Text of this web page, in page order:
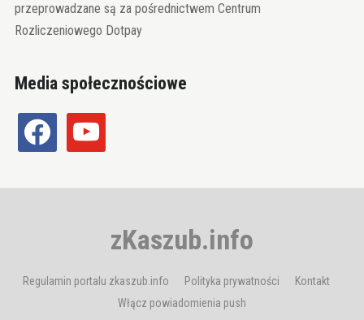
przeprowadzane są za pośrednictwem Centrum
Rozliczeniowego Dotpay
Media społecznościowe
facebook youtube
zKaszub.info
Regulamin portalu zkaszub.info Polityka prywatności
Kontakt
Włącz powiadomienia push